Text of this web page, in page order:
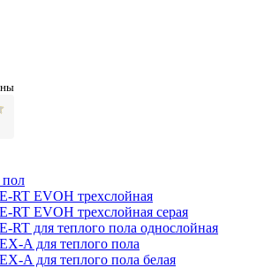
RT EVOH трехслойная
RT EVOH трехслойная серая
RT для теплого пола однослойная
A для теплого пола
A для теплого пола белая